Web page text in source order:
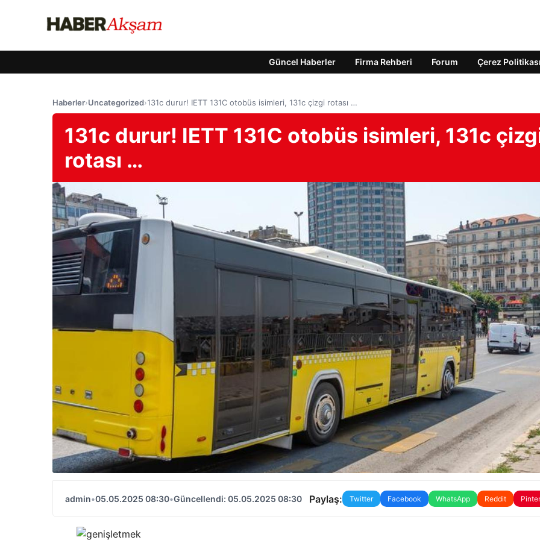
Güncel Haberler Firma Rehberi Forum Çerez Politikası
Haberler›Uncategorized›131c durur! IETT 131C otobüs isimleri, 131c çizgi rotası …
131c durur! IETT 131C otobüs isimleri, 131c
rotası …
admin•05.05.2025 08:30•Güncellendi: 05.05.2025 08:30 Paylaş: Twitter Facebook WhatsApp Reddit